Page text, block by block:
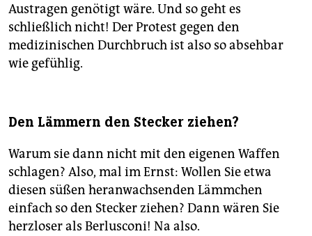
Austragen genötigt wäre. Und so geht es
schließlich nicht! Der Protest gegen den
medizinischen Durchbruch ist also so absehbar
wie gefühlig.
Den Lämmern den Stecker ziehen?
Warum sie dann nicht mit den eigenen Waffen
schlagen? Also, mal im Ernst: Wollen Sie etwa
diesen süßen heranwachsenden Lämmchen
einfach so den Stecker ziehen? Dann wären Sie
herzloser als Berlusconi! Na also.